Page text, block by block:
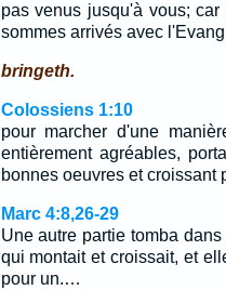
pas venus jusqu'à vous;
sommes arrivés avec
bringeth.
Colossiens 1:10
pour marcher d'une
entièrement agréables,
bonnes oeuvres et croissant
Marc 4:8,26-29
Une autre partie tomba
qui montait et croissait, et
pour un.…